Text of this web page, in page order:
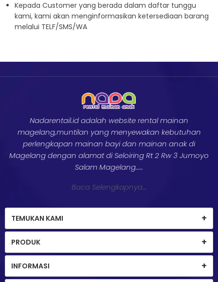
Kepada Customer yang berada dalam daftar tunggu
kami, kami akan menginformasikan ketersediaan barang
melalui TELF/SMS/WA
Nadarentail.id adalah website rental mainan
magelang,muntilan yang menyewakan kebutuhan
perlengkapan mainan bayi dan mainan anak di
Magelang dengan alamat di Seloiring Rt 2 Rw 3 Jumoyo
Salam Magelang.....
Baca Selengkapnya...
TEMUKAN KAMI
PRODUK
INFORMASI